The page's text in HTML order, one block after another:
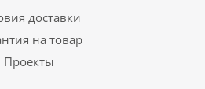
доставки
на товар
Проекты